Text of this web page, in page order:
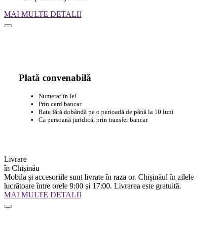
MAI MULTE DETALII
Plată convenabilă
Numerar în lei
Prin card bancar
Rate fără dobândă pe o perioadă de până la 10 luni
Ca persoană juridică, prin transfer bancar
Livrare
în Chișinău
Mobila și accesoriile sunt livrate în raza or. Chișinăul în zilele
lucrătoare între orele 9:00 și 17:00. Livrarea este gratuită.
MAI MULTE DETALII